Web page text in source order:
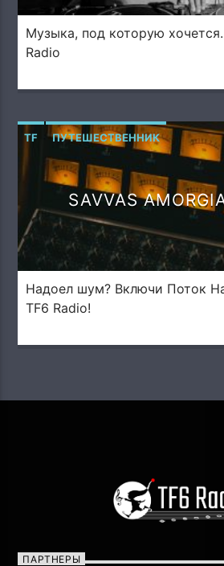
Музыка, под которую
Radio
TF ПУТЕШЕСТВЕННИК
SAVVAS
DEGREES)
Надоел шум? Включи Поток
TF6 Radio!
ПАРТНЕРЫ